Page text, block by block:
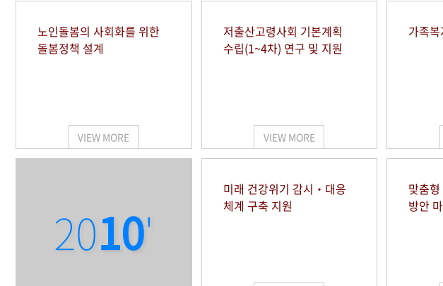
노인돌봄의 사회화를 위한
돌봄정책 설계
VIEW MORE
저출산고령사회 기본계획
수립(1~4차) 연구 및 지원
VIEW MORE
가족
2010'
미래 건강위기 감시‧대응
체계 구축 지원
맞춤
방안